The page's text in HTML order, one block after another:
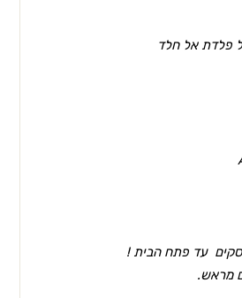
פלדת אל חלד
מראש.